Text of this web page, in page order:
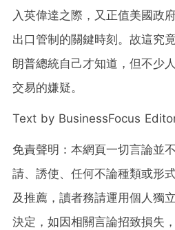
入英偉達之際，又正值美國政
出口管制的關鍵時刻。故這究
朗普總統自己才知道，但不少
交易的嫌疑。
Text by BusinessFocus
免責聲明：本網頁一切言論並
請、誘使、任何不論種類或形
及推薦，讀者務請運用個人獨
決定，如因相關言論招致損失